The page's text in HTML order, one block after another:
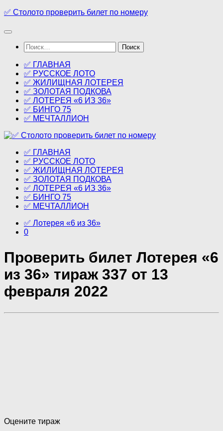
Перейти
содержимому
✅ Столото проверить билет по номеру
Найти:
✅ ГЛАВНАЯ
✅ РУССКОЕ ЛОТО
✅ ЖИЛИЩНАЯ ЛОТЕРЕЯ
✅ ЗОЛОТАЯ ПОДКОВА
✅ ЛОТЕРЕЯ «6 ИЗ 36»
✅ БИНГО 75
✅ МЕЧТАЛЛИОН
✅ ГЛАВНАЯ
✅ РУССКОЕ ЛОТО
✅ ЖИЛИЩНАЯ ЛОТЕРЕЯ
✅ ЗОЛОТАЯ ПОДКОВА
✅ ЛОТЕРЕЯ «6 ИЗ 36»
✅ БИНГО 75
✅ МЕЧТАЛЛИОН
✅ Лотерея «6 из 36»
0
Проверить билет Лотерея «6
из 36» тираж 337 от 13
февраля 2022
Оцените тираж